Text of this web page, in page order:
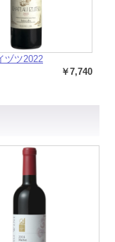
ヅツ2022
￥7,740